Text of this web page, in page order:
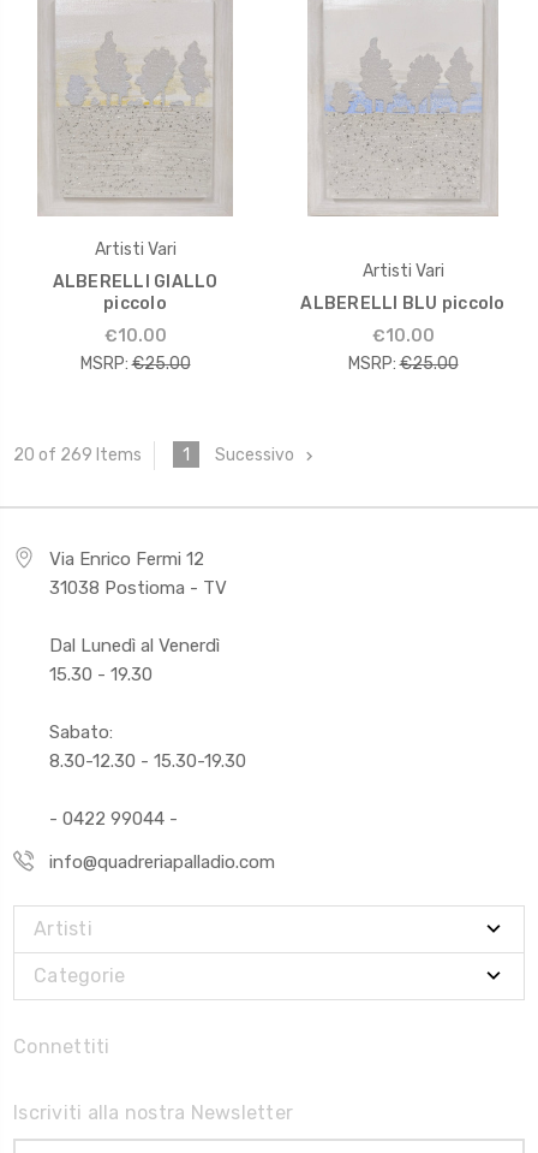
Artisti Vari
ALBERELLI GIALLO
piccolo
€10.00
MSRP: €25.00
Artisti Vari
ALBERELLI BLU piccolo
€10.00
MSRP: €25.00
20 of 269 Items 1 Sucessivo
Via Enrico Fermi 12
31038 Postioma - TV
Dal Lunedì al Venerdì
15.30 - 19.30
Sabato:
8.30-12.30 - 15.30-19.30
- 0422 99044 -
info@quadreriapalladio.com
Artisti
Categorie
Connettiti
Iscriviti alla nostra Newsletter